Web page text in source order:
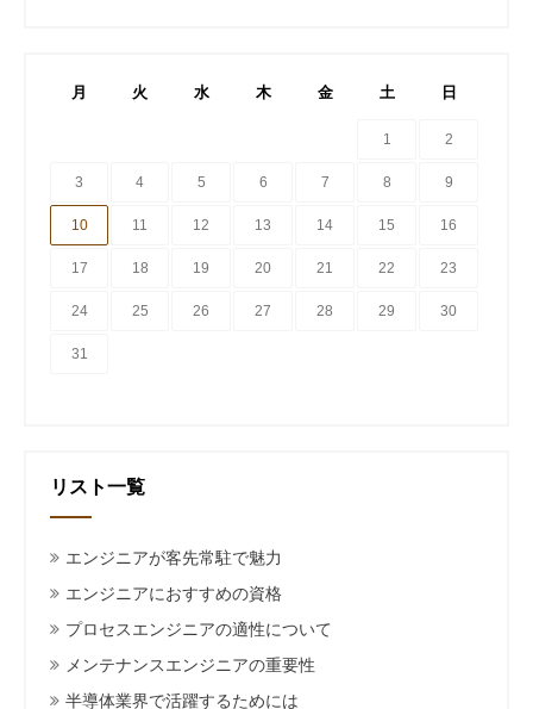
月 火 水 木 金 土 日
1 2
3 4 5 6 7 8 9
10 11 12 13 14 15 16
17 18 19 20 21 22 23
24 25 26 27 28 29 30
31
リスト一覧
エンジニアが客先常駐で魅力
エンジニアにおすすめの資格
プロセスエンジニアの適性について
メンテナンスエンジニアの重要性
半導体業界で活躍するためには